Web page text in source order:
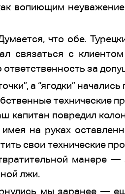
вопиющим
что обе.
связаться с
ответственность за
а “ягодки”
технические
капитан повредил
на руках
свои технические
манере —
лжи.
мы заранее —